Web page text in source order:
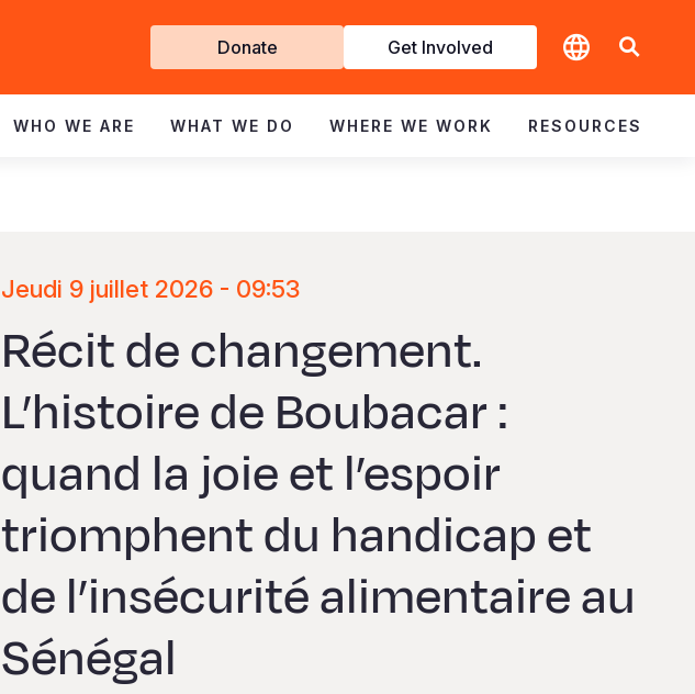
Get
Involved
Donate Get Involved
WHO WE ARE WHAT WE DO WHERE WE WORK RESOURCES
Jeudi 9 juillet 2026 - 09:53
Récit de changement.
L’histoire de Boubacar :
quand la joie et l’espoir
triomphent du handicap et
de l’insécurité alimentaire au
Sénégal